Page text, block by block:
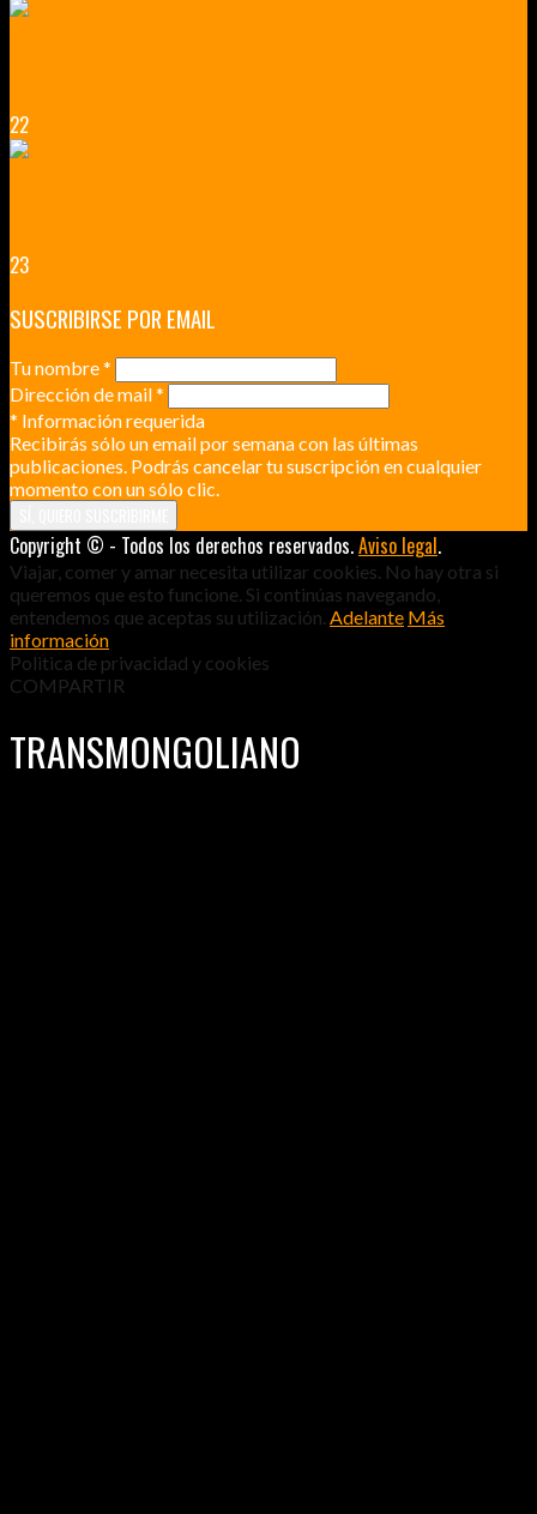
22
23
SUSCRIBIRSE POR EMAIL
Tu nombre*
Dirección de mail*
* Información requerida
Recibirás sólo un email por semana con las últimas
publicaciones. Podrás cancelar tu suscripción en cualquier
momento con un sólo clic.
Copyright © - Todos los derechos reservados.Aviso legal.
Viajar, comer y amar necesita utilizar cookies. No hay otra si
queremos que esto funcione. Si continúas navegando,
entendemos que aceptas su utilización. Adelante Más
información
Politica de privacidad y cookies
COMPARTIR
TRANSMONGOLIANO